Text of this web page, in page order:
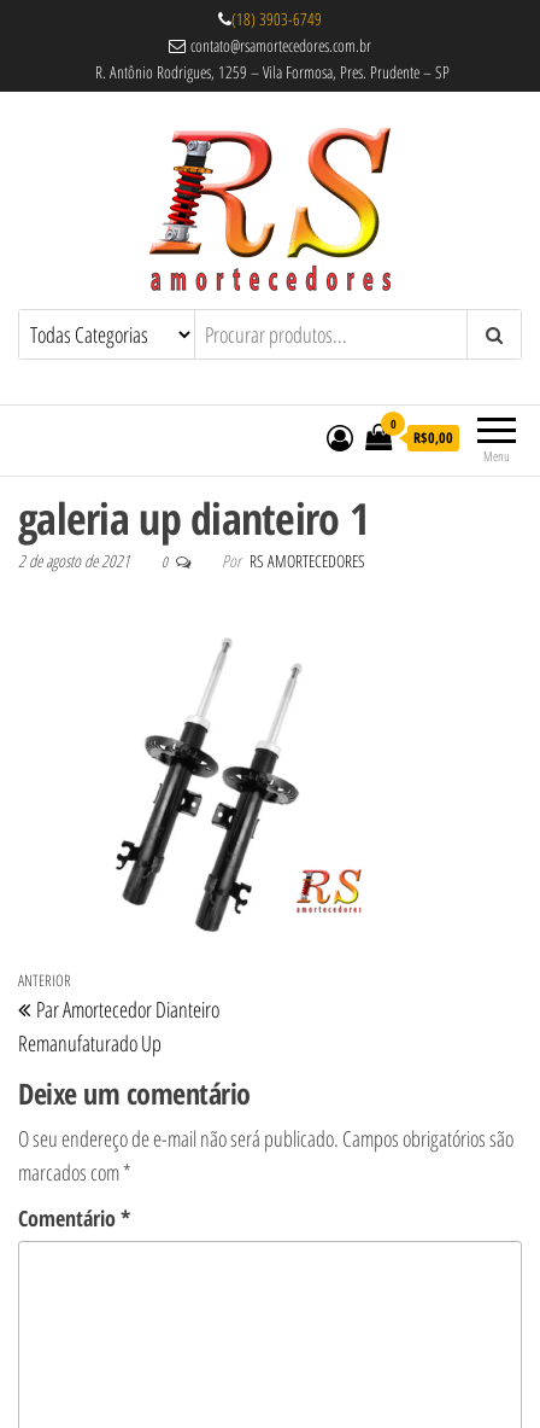
(18) 3903-6749
contato@rsamortecedores.com.br
R. Antônio Rodrigues, 1259 – Vila Formosa, Pres. Prudente – SP
Rs Amortecedores Recondicionados –
Suspensão e Molas
Amortecedores Recondicionados de
qualidade reconhecida.
Menu
0
R$0,00
galeria up dianteiro 1
2 de agosto de 2021 0 Por RS AMORTECEDORES
Navegação de Post
Post anterior
ANTERIOR
Par Amortecedor Dianteiro
Remanufaturado Up
Deixe um comentário
O seu endereço de e-mail não será publicado. Campos obrigatórios são
marcados com*
Comentário*